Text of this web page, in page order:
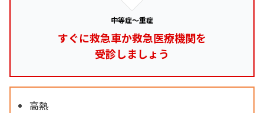
中等症～重症
すぐに救急車か救急医療機関を
受診しましょう
高熱